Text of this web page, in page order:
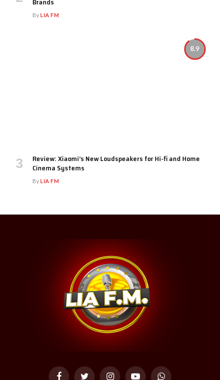
ByLIA FM
8.9
Review: Xiaomi’s New Loudspeakers for Hi-fi and Home
Cinema Systems
ByLIA FM